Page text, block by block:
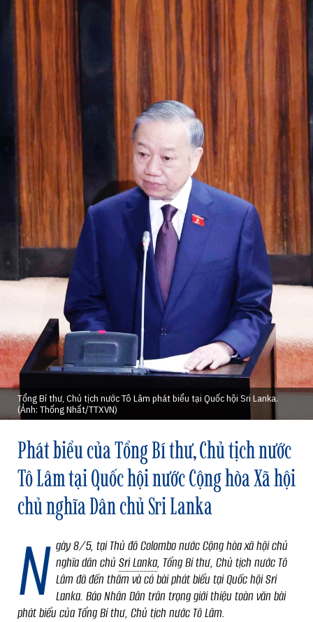
Tổng Bí thư, Chủ tịch nước Tô Lâm phát biểu tại Quốc hội Sri Lanka.
(Ảnh: Thống Nhất/TTXVN)
Phát biểu của Tổng Bí thư, Chủ tịch nước
Tô Lâm tại Quốc hội nước Cộng hòa Xã hội
chủ nghĩa Dân chủ Sri Lanka
N gày 8/5, tại Thủ đô Colombo nước Cộng hòa xã hội chủ
nghĩa dân chủSri Lanka, Tổng Bí thư, Chủ tịch nước Tô
Lâm đã đến thăm và có bài phát biểu tại Quốc hội Sri
Lanka. Báo Nhân Dân trân trọng giới thiệu toàn văn bài
phát biểu của Tổng Bí thư, Chủ tịch nước Tô Lâm.